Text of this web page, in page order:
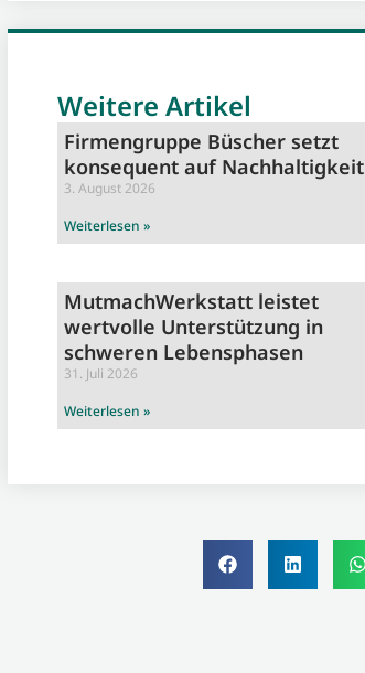
Weitere Artikel
Firmengruppe Büscher setzt
konsequent auf Nachhaltigkeit
3. August 2026
Weiterlesen »
MutmachWerkstatt leistet
wertvolle Unterstützung in
schweren Lebensphasen
31. Juli 2026
Weiterlesen »